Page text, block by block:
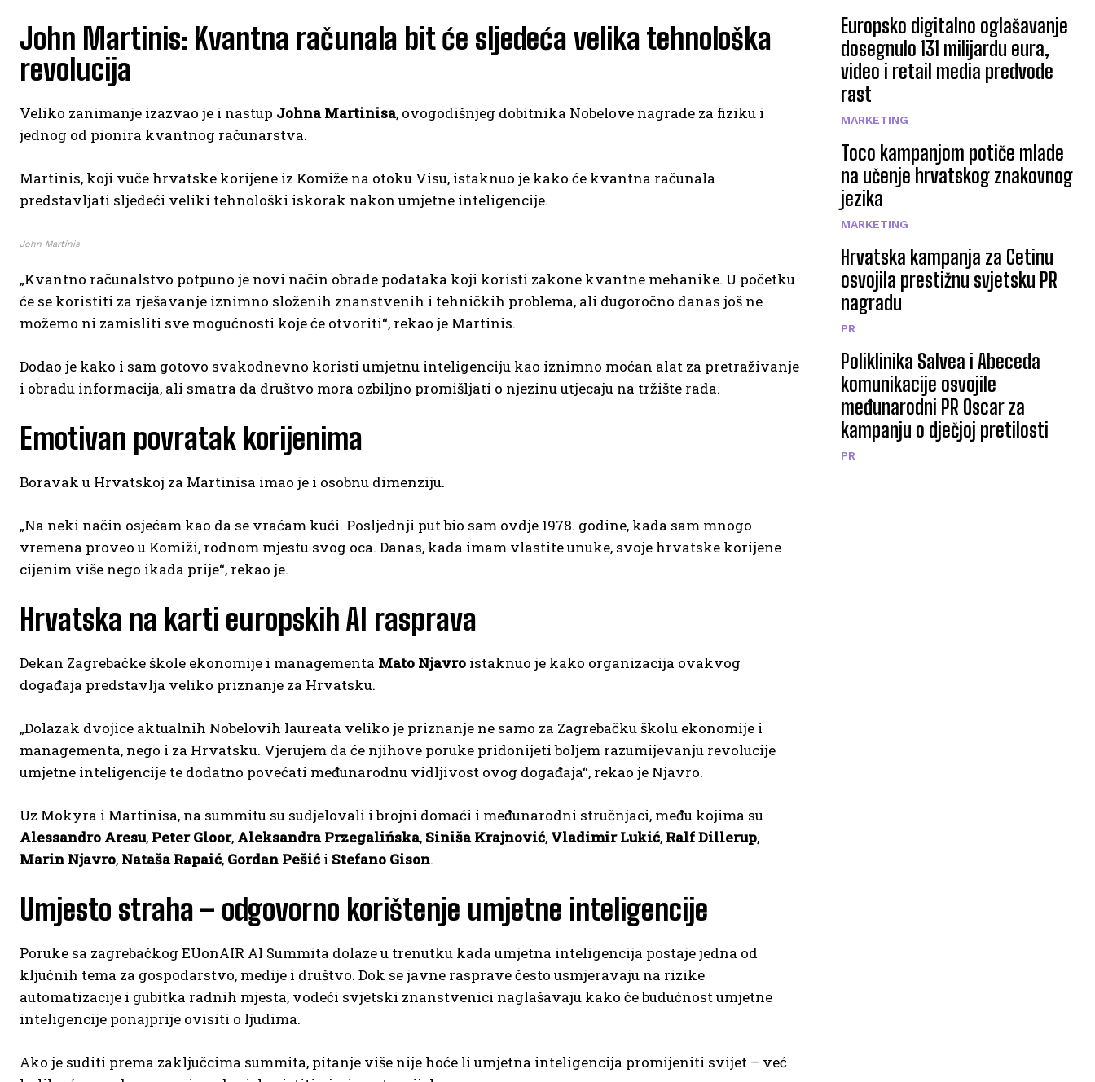
John Martinis: Kvantna računala bit će sljedeća velika tehnološka
revolucija
Veliko zanimanje izazvao je i nastup Johna Martinisa, ovogodišnjeg dobitnika Nobelove nagrade za fiziku i
jednog od pionira kvantnog računarstva.
Martinis, koji vuče hrvatske korijene iz Komiže na otoku Visu, istaknuo je kako će kvantna računala
predstavljati sljedeći veliki tehnološki iskorak nakon umjetne inteligencije.
John Martinis
„Kvantno računalstvo potpuno je novi način obrade podataka koji koristi zakone kvantne mehanike. U početku
će se koristiti za rješavanje iznimno složenih znanstvenih i tehničkih problema, ali dugoročno danas još ne
možemo ni zamisliti sve mogućnosti koje će otvoriti“, rekao je Martinis.
Dodao je kako i sam gotovo svakodnevno koristi umjetnu inteligenciju kao iznimno moćan alat za pretraživanje
i obradu informacija, ali smatra da društvo mora ozbiljno promišljati o njezinu utjecaju na tržište rada.
Emotivan povratak korijenima
Boravak u Hrvatskoj za Martinisa imao je i osobnu dimenziju.
„Na neki način osjećam kao da se vraćam kući. Posljednji put bio sam ovdje 1978. godine, kada sam mnogo
vremena proveo u Komiži, rodnom mjestu svog oca. Danas, kada imam vlastite unuke, svoje hrvatske korijene
cijenim više nego ikada prije“, rekao je.
Hrvatska na karti europskih AI rasprava
Dekan Zagrebačke škole ekonomije i managementa Mato Njavro istaknuo je kako organizacija ovakvog
događaja predstavlja veliko priznanje za Hrvatsku.
„Dolazak dvojice aktualnih Nobelovih laureata veliko je priznanje ne samo za Zagrebačku školu ekonomije i
managementa, nego i za Hrvatsku. Vjerujem da će njihove poruke pridonijeti boljem razumijevanju revolucije
umjetne inteligencije te dodatno povećati međunarodnu vidljivost ovog događaja“, rekao je Njavro.
Uz Mokyra i Martinisa, na summitu su sudjelovali i brojni domaći i međunarodni stručnjaci, među kojima su
Alessandro Aresu, Peter Gloor, Aleksandra Przegalińska, Siniša Krajnović, Vladimir Lukić, Ralf Dillerup,
Marin Njavro, Nataša Rapaić, Gordan Pešić i Stefano Gison.
Umjesto straha – odgovorno korištenje umjetne inteligencije
Poruke sa zagrebačkog EUonAIR AI Summita dolaze u trenutku kada umjetna inteligencija postaje jedna od
ključnih tema za gospodarstvo, medije i društvo. Dok se javne rasprave često usmjeravaju na rizike
automatizacije i gubitka radnih mjesta, vodeći svjetski znanstvenici naglašavaju kako će budućnost umjetne
inteligencije ponajprije ovisiti o ljudima.
Ako je suditi prema zaključcima summita, pitanje više nije hoće li umjetna inteligencija promijeniti svijet – već
Europsko digitalno oglašavanje
dosegnulo 131 milijardu eura,
video i retail media predvode
rast
MARKETING
Toco kampanjom potiče mlade
na učenje hrvatskog znakovnog
jezika
MARKETING
Hrvatska kampanja za Cetinu
osvojila prestižnu svjetsku PR
nagradu
PR
Poliklinika Salvea i Abeceda
komunikacije osvojile
međunarodni PR Oscar za
kampanju o dječjoj pretilosti
PR